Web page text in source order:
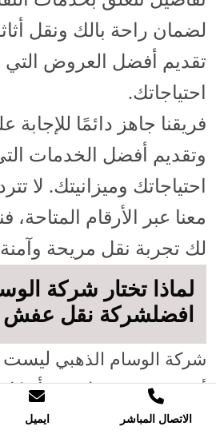
لضمان راحة بالك ونقل
تقديم أفضل العروض التي
احتياجاتك.
فريقنا جاهز دائمًا
وتقديم أفضل الخدمات
احتياجاتك وميزانيتك. لا
معنا عبر الأرقام
لك تجربة نقل مريحة
لماذا تختار شركة
افضلشركة نقل عفش
شركة الوسام الذهبي
أثاث بالطائف، بل هي أيضًا
الشركات الرائدة في
الاتصال المباشر ايميل